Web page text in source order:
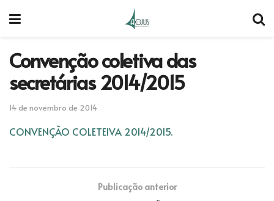
Convenção coletiva das
secretárias 2014/2015
14 de novembro de 2014
CONVENÇÃO COLETEIVA 2014/2015.
Publicação anterior